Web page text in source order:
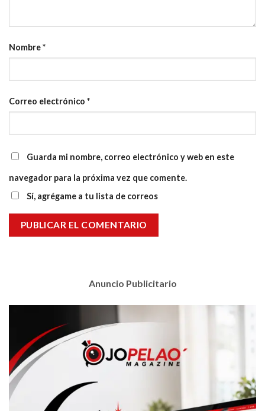
Nombre*
Correo electrónico *
Guarda mi nombre, correo electrónico y web en este
navegador para la próxima vez que comente.
Sí, agrégame a tu lista de correos
Anuncio Publicitario